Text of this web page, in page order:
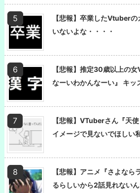
【悲報】卒業したVtuber
いないよな・・・・
【悲報】推定30歳以上の
なーいわかんなーい』 キッ
【悲報】VTuberさん『天
イメージで見ないでほしい
【悲報】アニメ『さよな
るらしいから2話見れない